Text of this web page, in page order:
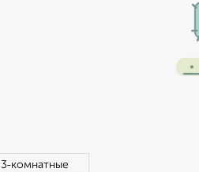
3‑комнатные